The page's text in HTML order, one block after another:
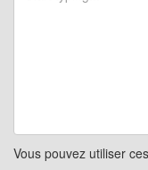
Vous pouvez utiliser